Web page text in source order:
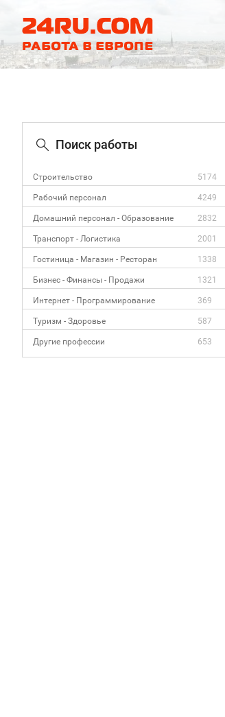
Поиск работы
Строительство 5174
Рабочий персонал 4249
Домашний персонал - Образование 2832
Транспорт - Логистика 2001
Гостиница - Магазин - Ресторан 1338
Бизнес - Финансы - Продажи 1321
Интернет - Программирование 369
Туризм - Здоровье 587
Другие профессии 653